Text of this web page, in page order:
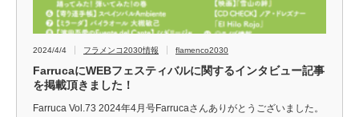
2024/4/4 フラメンコ2030情報 flamenco2030
FarrucaにWEBフェスティバルに関するインタビュー記事
を掲載頂きました！
Farruca Vol.73 2024年4月号Farrucaさんありがとうございました。